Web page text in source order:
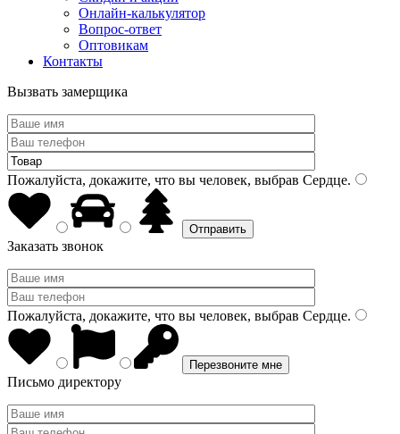
Онлайн-калькулятор
Вопрос-ответ
Оптовикам
Контакты
Вызвать замерщика
Пожалуйста, докажите, что вы человек, выбрав Сердце.
Заказать звонок
Пожалуйста, докажите, что вы человек, выбрав Сердце.
Письмо директору